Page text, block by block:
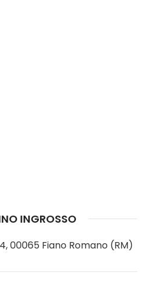
INGROSSO
00065 Fiano Romano (RM)